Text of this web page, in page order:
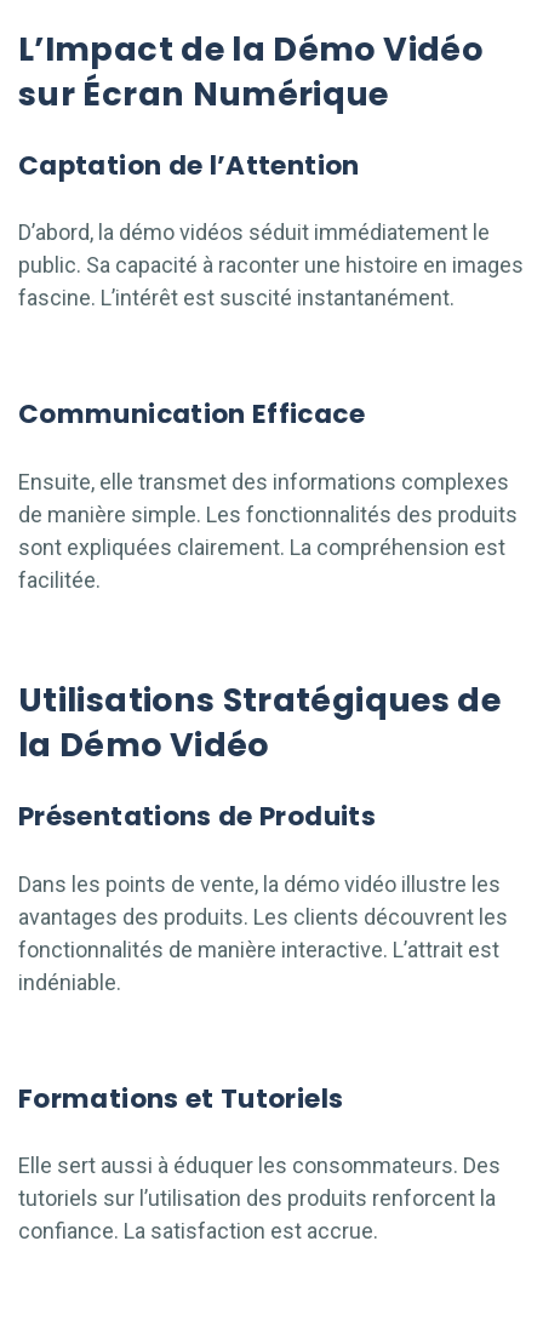
L’Impact de la Démo Vidéo
sur Écran Numérique
Captation de l’Attention
D’abord, la démo vidéos séduit immédiatement le
public. Sa capacité à raconter une histoire en images
fascine. L’intérêt est suscité instantanément.
Communication Efficace
Ensuite, elle transmet des informations complexes
de manière simple. Les fonctionnalités des produits
sont expliquées clairement. La compréhension est
facilitée.
Utilisations Stratégiques de
la Démo Vidéo
Présentations de Produits
Dans les points de vente, la démo vidéo illustre les
avantages des produits. Les clients découvrent les
fonctionnalités de manière interactive. L’attrait est
indéniable.
Formations et Tutoriels
Elle sert aussi à éduquer les consommateurs. Des
tutoriels sur l’utilisation des produits renforcent la
confiance. La satisfaction est accrue.